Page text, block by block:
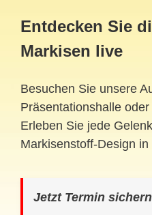
Entdecken Sie
Markisen live
Besuchen Sie unsere
Präsentationshalle
Erleben Sie jede
Markisenstoff-Design
Jetzt Termin